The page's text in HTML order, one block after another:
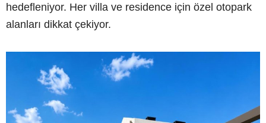
hedefleniyor. Her villa ve residence için özel otopark
alanları dikkat çekiyor.